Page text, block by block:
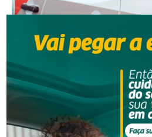
Mulher contrata casal para
de R$ 1 mil em Orleans